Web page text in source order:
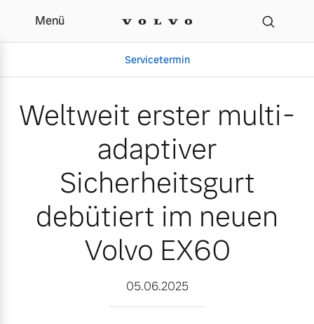
Weltweit erster multi-
Menü
Servicetermin
Aktuelle Zubehörangebote
Gebrauchtwagen
Über uns
Weltweit erster multi-
adaptiver
Sicherheitsgurt
debütiert im neuen
Volvo EX60
05.06.2025